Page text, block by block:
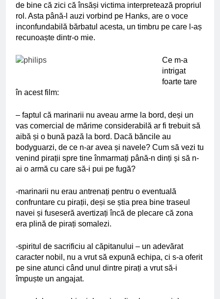
de bine că zici că însăși victima interpretează propriul
rol. Asta până-l auzi vorbind pe Hanks, are o voce
inconfundabilă bărbatul acesta, un timbru pe care l-aș
recunoaște dintr-o mie.
Ce m-a
intrigat
foarte tare
în acest film:
– faptul că marinarii nu aveau arme la bord, deși un
vas comercial de mărime considerabilă ar fi trebuit să
aibă și o bună pază la bord. Dacă băncile au
bodyguarzi, de ce n-ar avea și navele? Cum să vezi tu
venind pirații spre tine înmarmați până-n dinți și să n-
ai o armă cu care să-i pui pe fugă?
-marinarii nu erau antrenați pentru o eventuală
confruntare cu pirații, deși se știa prea bine traseul
navei și fuseseră avertizați încă de plecare că zona
era plină de pirați somalezi.
-spiritul de sacrificiu al căpitanului – un adevărat
caracter nobil, nu a vrut să expună echipa, ci s-a oferit
pe sine atunci când unul dintre pirați a vrut să-i
împuște un angajat.